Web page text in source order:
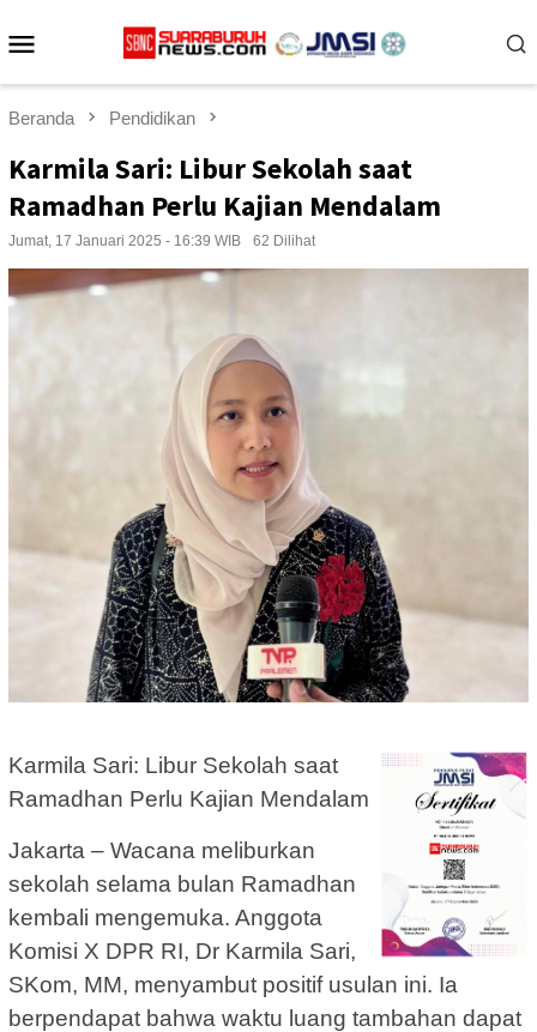
ke
Beranda Pendidikan
Karmila Sari: Libur Sekolah saat
Ramadhan Perlu Kajian Mendalam
Jumat, 17 Januari 2025 - 16:39 WIB 62 Dilihat
Karmila Sari: Libur Sekolah saat
Ramadhan Perlu Kajian Mendalam
Jakarta – Wacana meliburkan
sekolah selama bulan Ramadhan
kembali mengemuka. Anggota
Komisi X DPR RI, Dr Karmila Sari,
SKom, MM, menyambut positif usulan ini. Ia
berpendapat bahwa waktu luang tambahan dapat